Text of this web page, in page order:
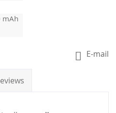
mAh
E-mail